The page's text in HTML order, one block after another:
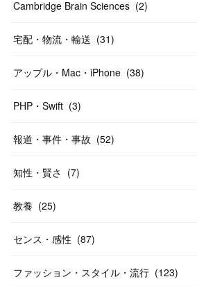
Cambridge Brain Sciences (2)
宅配・物流・輸送 (31)
アップル・Mac・iPhone (38)
PHP・Swift (3)
報道・事件・事故 (52)
知性・賢さ (7)
教養 (25)
センス・感性 (87)
ファッション・スタイル・流行 (123)